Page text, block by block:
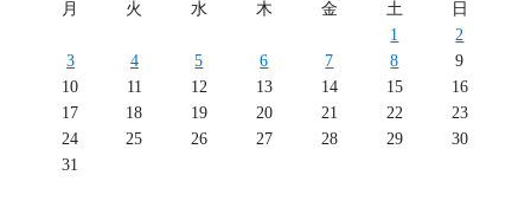
月
火 水 木 金 土
日
1
2
3
4 5 6 7 8
9
10
11 12 13 14 15
16
17
18 19 20 21 22
23
24
25 26 27 28 29
30
31